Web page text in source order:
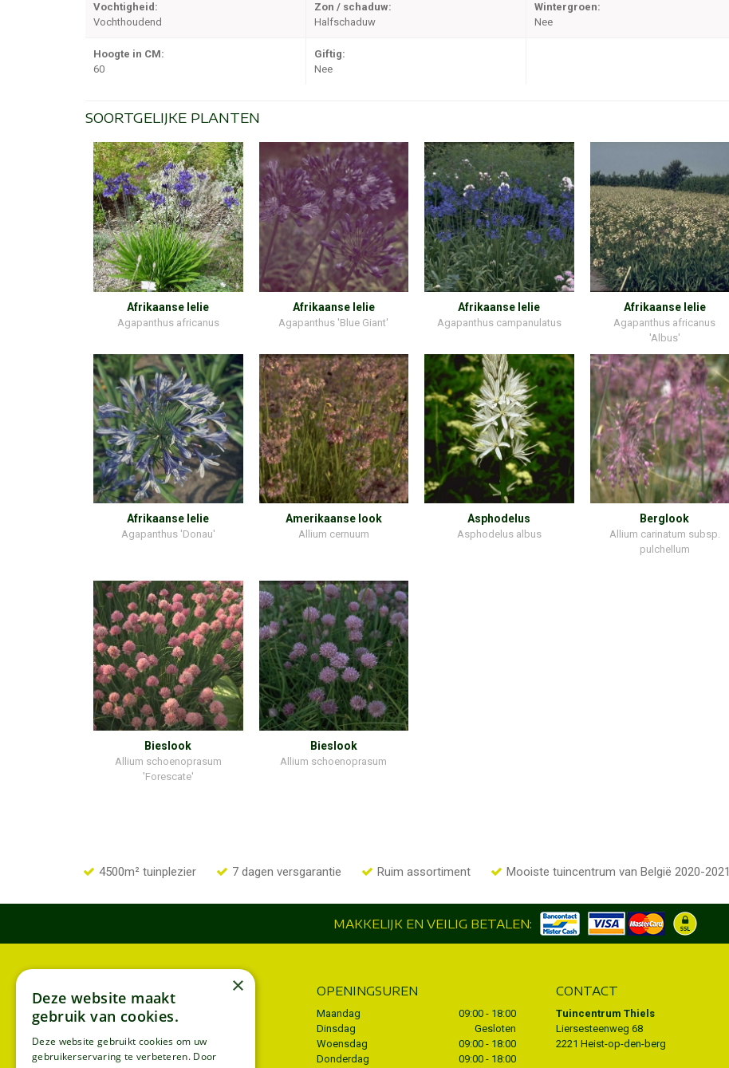
Vochtigheid:
Vochthoudend
Zon / schaduw:
Halfschaduw
Wintergroen:
Nee
Hoogte in CM:
60
Giftig:
Nee
SOORTGELIJKE PLANTEN
Afrikaanse lelie
Agapanthus africanus
Afrikaanse lelie
Agapanthus 'Blue Giant'
Afrikaanse lelie
Agapanthus campanulatus
Afrikaanse lelie
Agapanthus africanus
'Albus'
Afrikaanse lelie
Agapanthus 'Donau'
Amerikaanse look
Allium cernuum
Asphodelus
Asphodelus albus
Berglook
Allium carinatum subsp.
pulchellum
Bieslook
Allium schoenoprasum
'Forescate'
Bieslook
Allium schoenoprasum
4500m² tuinplezier 7 dagen versgarantie Ruim assortiment Mooiste tuincentrum van België 2020-2021
MAKKELIJK EN VEILIG BETALEN:
INFORMATIE
Algemene voorwaarden
Privacy policy
Disclaimer
OPENINGSUREN
Maandag
09:00 - 18:00
Dinsdag
Gesloten
Woensdag
09:00 - 18:00
Donderdag
09:00 - 18:00
CONTACT
Tuincentrum Thiels
Liersesteenweg 68
2221 Heist-op-den-berg
×
Deze website maakt
gebruik van cookies.
Deze website gebruikt cookies om uw
gebruikerservaring te verbeteren. Door